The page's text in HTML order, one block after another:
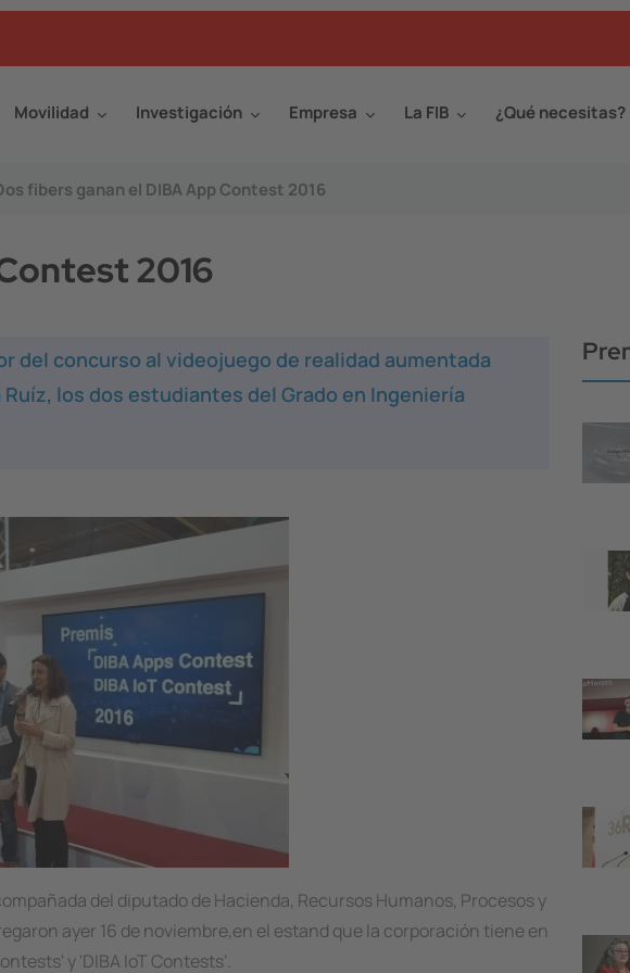
Movilidad Investigación Empresa La FIB ¿Qué necesitas?
fibers ganan el DIBA App Contest 2016
2016
del concurso al videojuego de realidad aumentada
los dos estudiantes del Grado en Ingeniería
del diputado de Hacienda, Recursos Humanos, Procesos y
ayer 16 de noviembre,en el estand que la corporación tiene en
y 'DIBA IoT Contests'.